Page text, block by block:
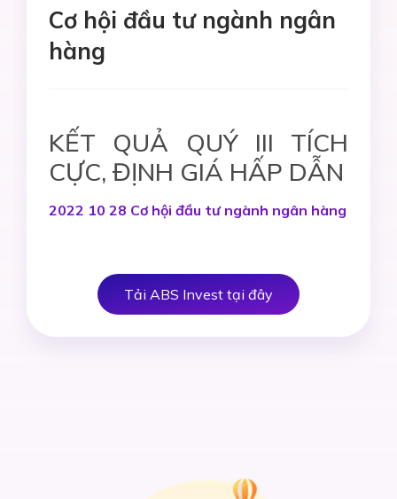
Cơ hội đầu tư ngành ngân
hàng
KẾT QUẢ QUÝ III TÍCH
CỰC, ĐỊNH GIÁ HẤP DẪN
2022 10 28 Cơ hội đầu tư ngành ngân hàng
Tải ABS Invest tại đây